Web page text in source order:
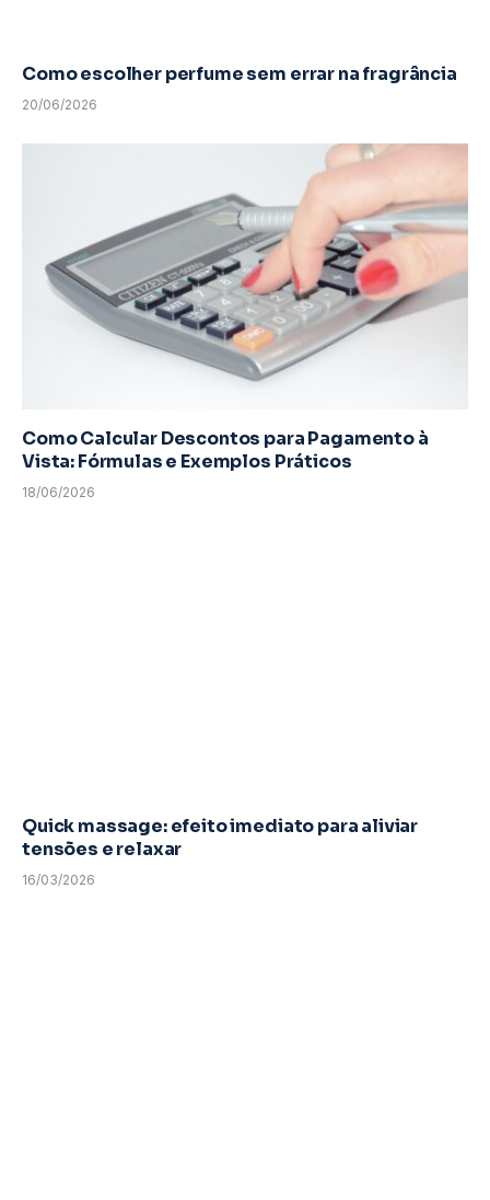
Como escolher perfume sem errar na fragrância
20/06/2026
Como Calcular Descontos para Pagamento à
Vista: Fórmulas e Exemplos Práticos
18/06/2026
Quick massage: efeito imediato para aliviar
tensões e relaxar
16/03/2026